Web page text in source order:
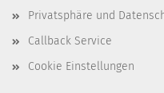
Privatsphäre und
Callback Service
Cookie Einstellungen